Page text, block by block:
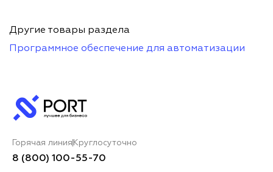
Другие товары раздела
Программное обеспечение для автоматизации
Горячая линия Круглосуточно
8 (800) 100-55-70